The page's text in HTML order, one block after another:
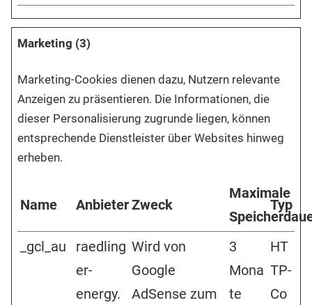
Marketing (3)
Marketing-Cookies dienen dazu, Nutzern relevante
Anzeigen zu präsentieren. Die Informationen, die
dieser Personalisierung zugrunde liegen, können
entsprechende Dienstleister über Websites hinweg
erheben.
Name AnbieterZweck
Maximale
Typ
_gcl_au
raedling
er-
energy.
Wird von
Google
AdSense zum
3
Mona
te
HT
TP-
Co